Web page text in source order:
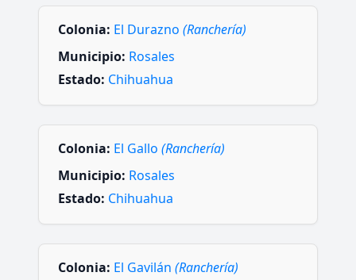
Colonia: El Durazno (Ranchería)
Municipio: Rosales
Estado: Chihuahua
Colonia: El Gallo (Ranchería)
Municipio: Rosales
Estado: Chihuahua
Colonia: El Gavilán (Ranchería)